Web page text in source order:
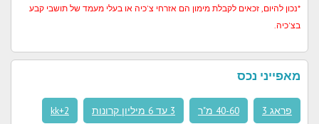
*נכון להיום, זכאים לקבלת מימון הם אזרחי צ'כיה או בעלי מעמד של תושבי קבע
בצ'כיה.
מאפייני נכס
פראג 3 40-60 מ"ר 3 עד 6 מיליון קרונות 2+kk